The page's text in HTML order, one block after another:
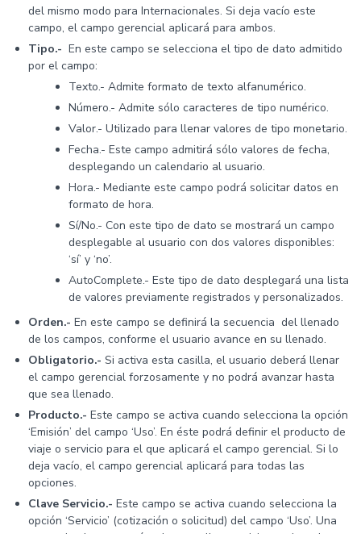
del mismo modo para Internacionales. Si deja vacío este
campo, el campo gerencial aplicará para ambos.
Tipo.- En este campo se selecciona el tipo de dato admitido
por el campo:
Texto.- Admite formato de texto alfanumérico.
Número.- Admite sólo caracteres de tipo numérico.
Valor.- Utilizado para llenar valores de tipo monetario.
Fecha.- Este campo admitirá sólo valores de fecha,
desplegando un calendario al usuario.
Hora.- Mediante este campo podrá solicitar datos en
formato de hora.
Sí/No.- Con este tipo de dato se mostrará un campo
desplegable al usuario con dos valores disponibles:
‘sí’ y ‘no’.
AutoComplete.- Este tipo de dato desplegará una lista
de valores previamente registrados y personalizados.
Orden.- En este campo se definirá la secuencia del llenado
de los campos, conforme el usuario avance en su llenado.
Obligatorio.- Si activa esta casilla, el usuario deberá llenar
el campo gerencial forzosamente y no podrá avanzar hasta
que sea llenado.
Producto.- Este campo se activa cuando selecciona la opción
‘Emisión’ del campo ‘Uso’. En éste podrá definir el producto de
viaje o servicio para el que aplicará el campo gerencial. Si lo
deja vacío, el campo gerencial aplicará para todas las
opciones.
Clave Servicio.- Este campo se activa cuando selecciona la
opción ‘Servicio’ (cotización o solicitud) del campo ‘Uso’. Una